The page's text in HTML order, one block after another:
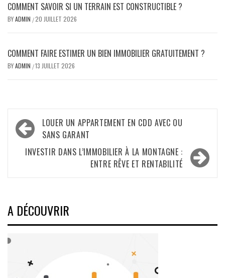
COMMENT SAVOIR SI UN TERRAIN EST CONSTRUCTIBLE ?
BYADMIN /20 JUILLET 2026
COMMENT FAIRE ESTIMER UN BIEN IMMOBILIER GRATUITEMENT ?
BYADMIN /13 JUILLET 2026
Navigation
de
l’article
LOUER UN APPARTEMENT EN CDD AVEC OU
SANS GARANT
INVESTIR DANS L’IMMOBILIER À LA MONTAGNE :
ENTRE RÊVE ET RENTABILITÉ
A DÉCOUVRIR